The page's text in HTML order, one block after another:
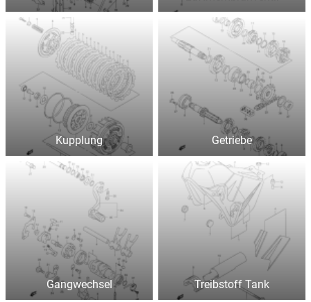
Kupplung Getriebe
Gangwechsel Treibstoff Tank